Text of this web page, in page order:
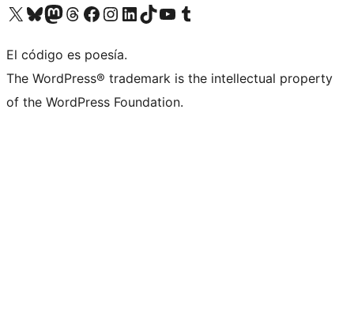
Visit our X (formerly Twitter) account
Visit our Bluesky account
Visit our Mastodon account
Visit our Threads account
Visita nuestra página de Facebook
Visita nuestra cuenta de Instagram
Visita nuestra cuenta de LinkedIn
Visit our TikTok account
Visita nuestro canal de YouTube
Visit our Tumblr account
El código es poesía.
The WordPress® trademark is the intellectual property
of the WordPress Foundation.